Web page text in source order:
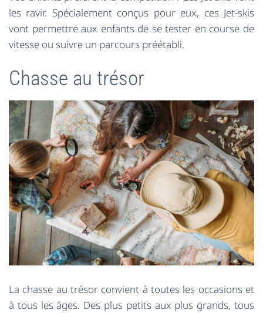
les ravir. Spécialement conçus pour eux, ces Jet-skis
vont permettre aux enfants de se tester en course de
vitesse ou suivre un parcours préétabli.
Chasse au trésor
La chasse au trésor convient à toutes les occasions et
à tous les âges. Des plus petits aux plus grands, tous